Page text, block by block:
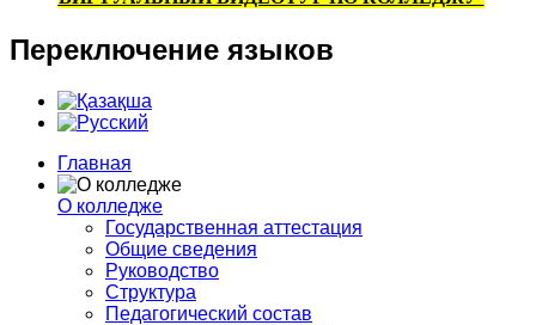
Переключение языков
Главная
О колледже
Государственная аттестация
Общие сведения
Руководство
Структура
Педагогический состав